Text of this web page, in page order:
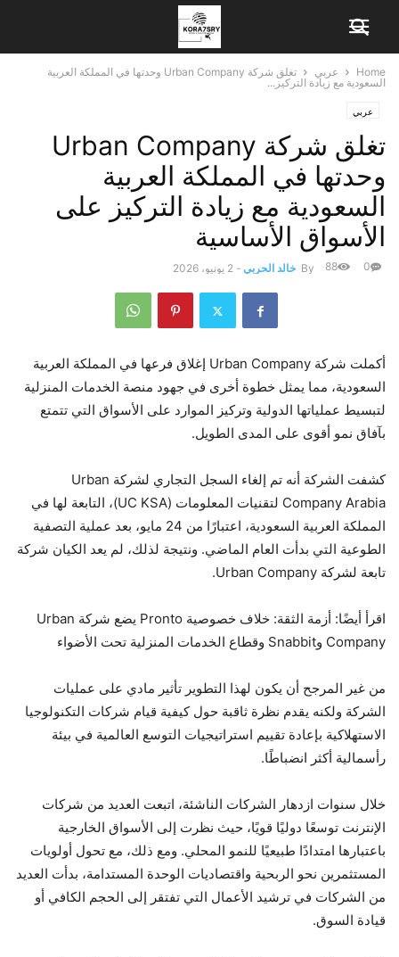
Home عربي
تغلق شركة Urban Company وحدتها في المملكة العربية
السعودية مع زيادة التركيز...
عربي
تغلق شركة Urban Company
وحدتها في المملكة العربية
السعودية مع زيادة التركيز على
الأسواق الأساسية
By خالد الحربي - 2 يونيو، 2026 0
88
أكملت شركة Urban Company إغلاق فرعها في المملكة العربية
السعودية، مما يمثل خطوة أخرى في جهود منصة الخدمات المنزلية
لتبسيط عملياتها الدولية وتركيز الموارد على الأسواق التي تتمتع
بآفاق نمو أقوى على المدى الطويل.
كشفت الشركة أنه تم إلغاء السجل التجاري لشركة Urban
Company Arabia لتقنيات المعلومات (UC KSA)، التابعة لها في
المملكة العربية السعودية، اعتبارًا من 24 مايو، بعد عملية التصفية
الطوعية التي بدأت العام الماضي. ونتيجة لذلك، لم يعد الكيان شركة
تابعة لشركة Urban Company.
اقرأ أيضًا: أزمة الثقة: خلاف خصوصية Pronto يضع شركة Urban
Company وSnabbit وقطاع الخدمات المنزلية تحت الأضواء
من غير المرجح أن يكون لهذا التطوير تأثير مادي على عمليات
الشركة ولكنه يقدم نظرة ثاقبة حول كيفية قيام شركات التكنولوجيا
الاستهلاكية بإعادة تقييم استراتيجيات التوسع العالمية في بيئة
رأسمالية أكثر انضباطًا.
خلال سنوات ازدهار الشركات الناشئة، اتبعت العديد من شركات
الإنترنت توسعًا دوليًا قويًا، حيث نظرت إلى الأسواق الخارجية
باعتبارها امتدادًا طبيعيًا للنمو المحلي. ومع ذلك، مع تحول أولويات
المستثمرين نحو الربحية واقتصاديات الوحدة المستدامة، بدأت العديد
من الشركات في ترشيد الأعمال التي تفتقر إلى الحجم الكافي أو
قيادة السوق.